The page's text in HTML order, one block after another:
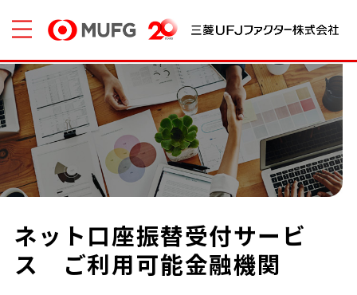
ネット口座振替受付サービ
ス ご利用可能金融機関